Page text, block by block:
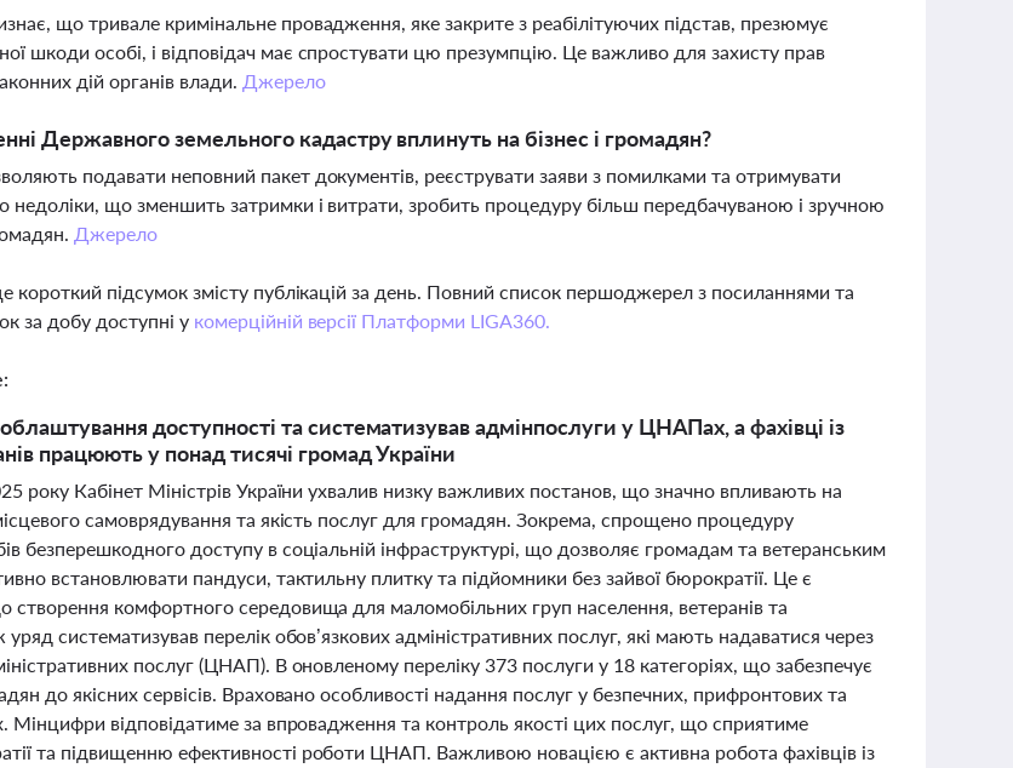
що тривале кримінальне провадження, яке закрите з реабілітуючих підстав, презюмує
шкоди особі, і відповідач має спростувати цю презумпцію. Це важливо для захисту прав
дій органів влади. Джерело
Державного земельного кадастру вплинуть на бізнес і громадян?
подавати неповний пакет документів, реєструвати заяви з помилками та отримувати
недоліки, що зменшить затримки і витрати, зробить процедуру більш передбачуваною і зручною
Джерело
підсумок змісту публікацій за день. Повний список першоджерел з посиланнями та
за добу доступні у комерційній версії Платформи LIGA360.
доступності та систематизував адмінпослуги у ЦНАПах, а фахівці із
працюють у понад тисячі громад України
року Кабінет Міністрів України ухвалив низку важливих постанов, що значно впливають на
самоврядування та якість послуг для громадян. Зокрема, спрощено процедуру
безперешкодного доступу в соціальній інфраструктурі, що дозволяє громадам та ветеранським
встановлювати пандуси, тактильну плитку та підйомники без зайвої бюрократії. Це є
комфортного середовища для маломобільних груп населення, ветеранів та
уряд систематизував перелік обов’язкових адміністративних послуг, які мають надаватися через
послуг (ЦНАП). В оновленому переліку 373 послуги у 18 категоріях, що забезпечує
до якісних сервісів. Враховано особливості надання послуг у безпечних, прифронтових та
Мінцифри відповідатиме за впровадження та контроль якості цих послуг, що сприятиме
та підвищенню ефективності роботи ЦНАП. Важливою новацією є активна робота фахівців із